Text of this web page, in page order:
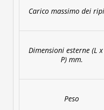
Carico massimo dei
Dimensioni esterne (L
P) mm.
Peso